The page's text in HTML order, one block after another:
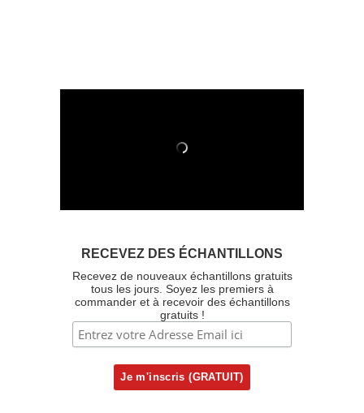
RECEVEZ DES ÉCHANTILLONS
Recevez de nouveaux échantillons gratuits
tous les jours. Soyez les premiers à
commander et à recevoir des échantillons
gratuits !